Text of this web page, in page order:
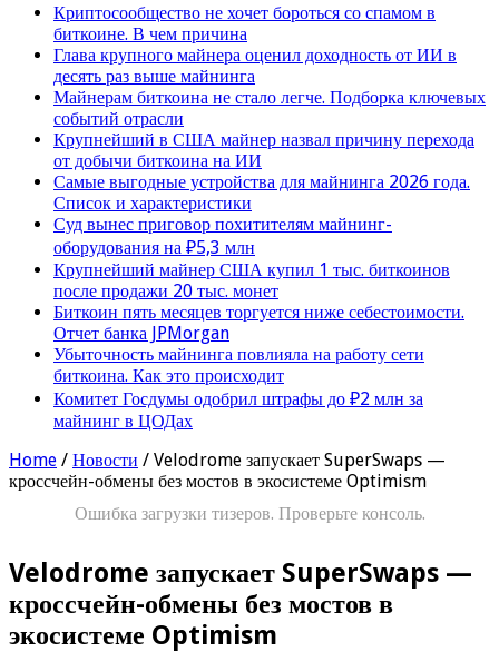
Криптосообщество не хочет бороться со спамом в
биткоине. В чем причина
Глава крупного майнера оценил доходность от ИИ в
десять раз выше майнинга
Майнерам биткоина не стало легче. Подборка ключевых
событий отрасли
Крупнейший в США майнер назвал причину перехода
от добычи биткоина на ИИ
Самые выгодные устройства для майнинга 2026 года.
Список и характеристики
Суд вынес приговор похитителям майнинг-
оборудования на ₽5,3 млн
Крупнейший майнер США купил 1 тыс. биткоинов
после продажи 20 тыс. монет
Биткоин пять месяцев торгуется ниже себестоимости.
Отчет банка JPMorgan
Убыточность майнинга повлияла на работу сети
биткоина. Как это происходит
Комитет Госдумы одобрил штрафы до ₽2 млн за
майнинг в ЦОДах
Home / Новости / Velodrome запускает SuperSwaps —
кроссчейн-обмены без мостов в экосистеме Optimism
Ошибка загрузки тизеров. Проверьте консоль.
Velodrome запускает SuperSwaps —
кроссчейн-обмены без мостов в
экосистеме Optimism